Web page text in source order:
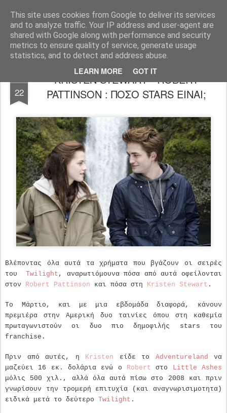
This site uses cookies from Google to deliver its services
and to analyze traffic. Your IP address and user-agent are
shared with Google along with performance and security
metrics to ensure quality of service, generate usage
statistics, and to detect and address abuse.
LEARN MORE GOT IT
FilmBoy
22
KRISTEN STEWART - ROBERT
PATTINSON : ΠΟΣΟ STARS ΕΙΝΑΙ;
Βλέποντας όλα αυτά τα χρήματα που βγάζουν οι σειρές
τουTwilight , αναρωτιόμουνα πόσα από αυτά οφείλονται
στον Robert Pattinson και πόσα στη Kristen Stewart .
Το Μάρτιο, και με μια εβδομάδα διαφορά, κάνουν
πρεμιέρα στην Αμερική δυο ταινίες όπου στη καθεμία
πρωταγωνιστούν οι δυο πιο δημοφιλής stars του
franchise.
Πριν από αυτές, η Kristen είδε το Adventureland να
μαζεύει 16 εκ. δολάρια ενώ ο Robert στο Little Ashes
μόλις 500 χιλ., αλλά όλα αυτά πίσω στο 2008 και πριν
γνωρίσουν την τρομερή επιτυχία (και αναγνωρισιμοτητα)
ειδικά μετά το δεύτερο Twilight .